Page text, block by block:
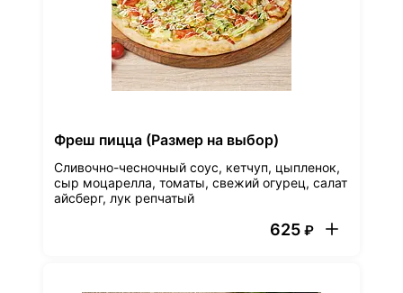
Фреш пицца (Размер на выбор)
Сливочно-чесночный соус, кетчуп, цыпленок,
сыр моцарелла, томаты, свежий огурец, салат
айсберг, лук репчатый
625 ₽